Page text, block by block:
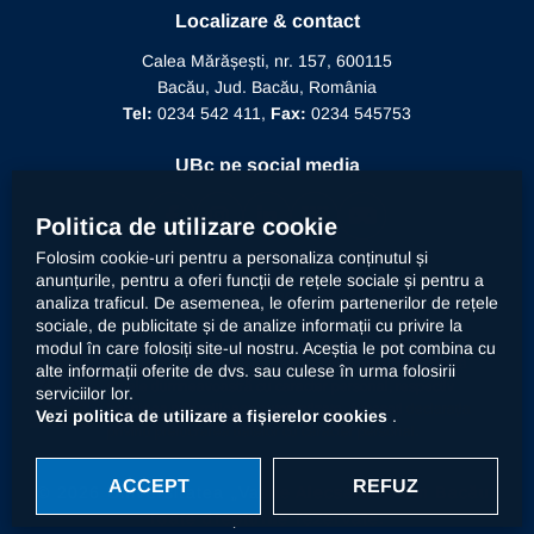
Editura Alma Mater
Relații internaționale
Informații de interes public
Recunoaștere funcție didactică
Recunoaștere conducător doctorat
Localizare & contact
Calea Mărășești, nr. 157, 600115
Bacău, Jud. Bacău, România
Tel: 0234 542 411, Fax: 0234 545753
UBc pe social media
Contact
Universitatea „Vasile Alecsandri” din Bacău prelucrează
datele dumneavoastră cu caracter personal, respectiv
imaginea prin mijloace automatizate. Accesați
© 2026 Universitatea „Vasile Alecsandri” din Bacău.
Toate drepturile rezervate.
Politica de utilizare cookie
Folosim cookie-uri pentru a personaliza conținutul și
anunțurile, pentru a oferi funcții de rețele sociale și pentru a
analiza traficul. De asemenea, le oferim partenerilor de rețele
sociale, de publicitate și de analize informații cu privire la
modul în care folosiți site-ul nostru. Aceștia le pot combina cu
alte informații oferite de dvs. sau culese în urma folosirii
serviciilor lor.
Vezi politica de utilizare a fișierelor cookies .
ACCEPT REFUZ